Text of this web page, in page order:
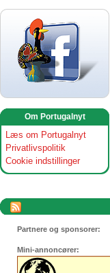
Om Portugalnyt
Læs om Portugalnyt
Privatlivspolitik
Cookie indstillinger
Partnere og sponsorer:
Mini-annoncører: